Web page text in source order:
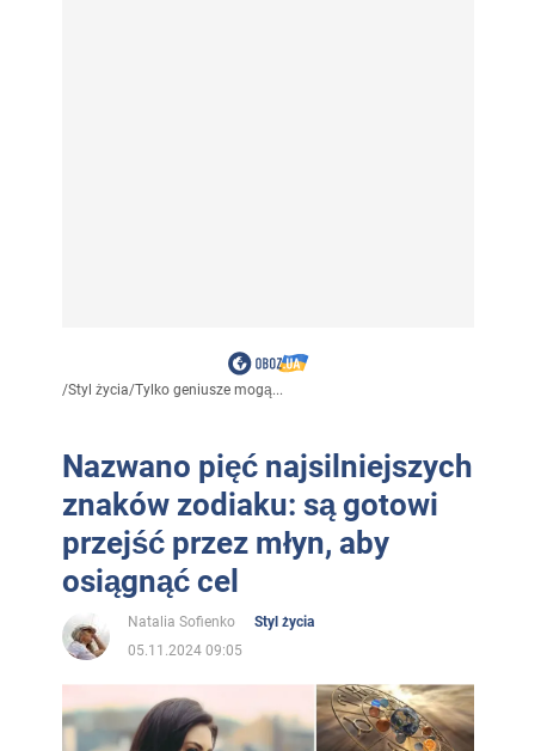
/Styl życia/Tylko geniusze mogą...
Nazwano pięć najsilniejszych
znaków zodiaku: są gotowi
przejść przez młyn, aby
osiągnąć cel
Natalia Sofienko
Styl życia
05.11.2024 09:05